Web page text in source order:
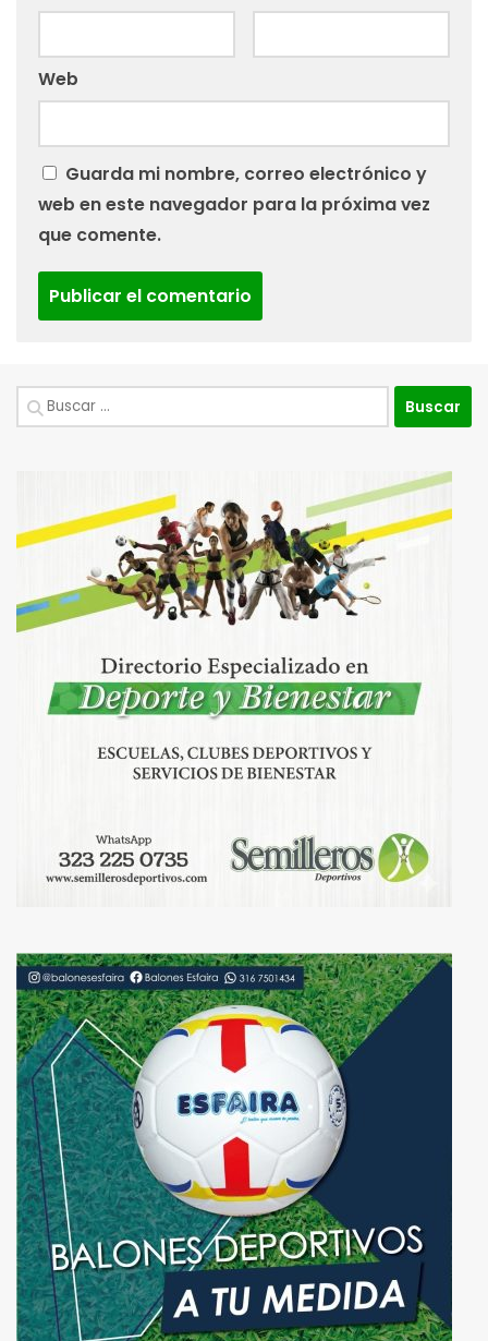
Web
Guarda mi nombre, correo electrónico y
web en este navegador para la próxima vez
que comente.
Buscar: